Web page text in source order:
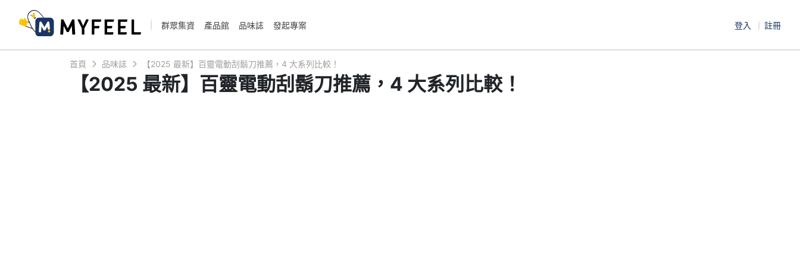
群眾集資 產品館 品味誌 發起專案 登入 註冊
首頁 品味誌 【2025 最新】百靈電動刮鬍刀推薦，4 大系列比較！
【2025 最新】百靈電動刮鬍刀推薦，4 大系列比較！